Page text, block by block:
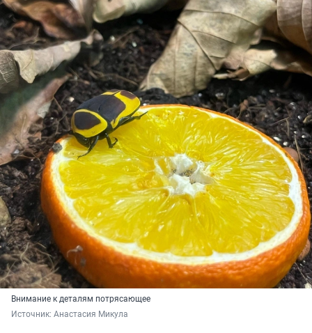
Внимание к деталям потрясающее
Источник: Анастасия Микула